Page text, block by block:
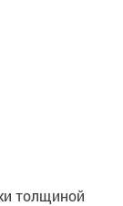
толщиной